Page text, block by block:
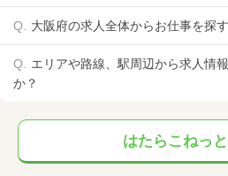
大阪府の求人全体からお仕事を探
エリアや路線、駅周辺から求人情
か？
はたらこねっ